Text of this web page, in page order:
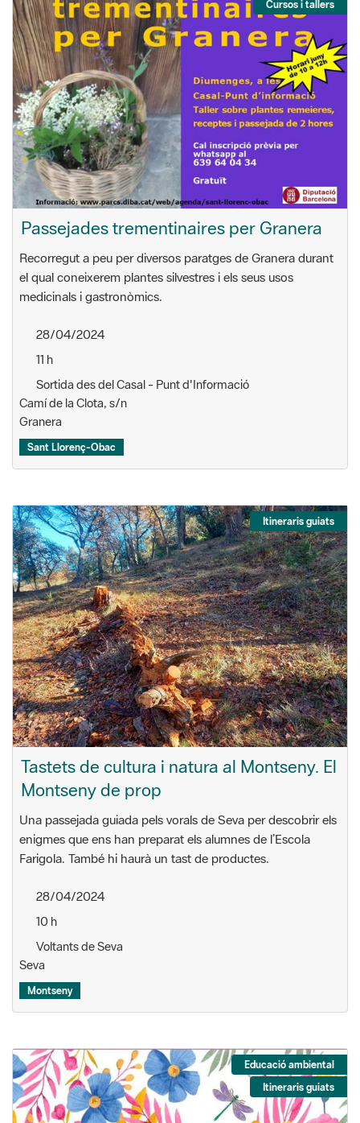
Cursos i tallers
Passejades trementinaires per Granera
Recorregut a peu per diversos paratges de Granera durant
el qual coneixerem plantes silvestres i els seus usos
medicinals i gastronòmics.
28/04/2024
11 h
Sortida des del Casal - Punt d'Informació
Camí de la Clota, s/n
Granera
Sant Llorenç-Obac
Itineraris guiats
Tastets de cultura i natura al Montseny. El
Montseny de prop
Una passejada guiada pels vorals de Seva per descobrir els
enigmes que ens han preparat els alumnes de l’Escola
Farigola. També hi haurà un tast de productes.
28/04/2024
10 h
Voltants de Seva
Seva
Montseny
Educació ambiental
Itineraris guiats